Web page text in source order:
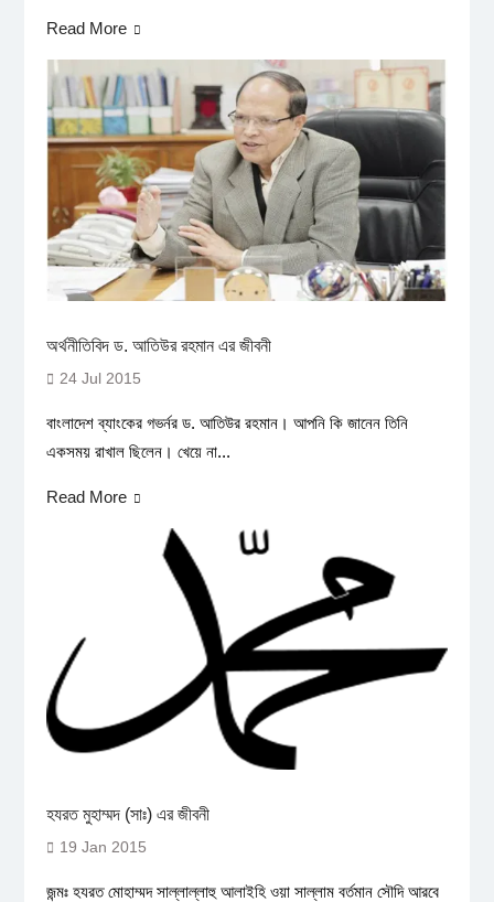
Read More
অর্থনীতিবিদ ড. আতিউর রহমান এর জীবনী
24 Jul 2015
বাংলাদেশ ব্যাংকের গভর্নর ড. আতিউর রহমান। আপনি কি জানেন তিনি
একসময় রাখাল ছিলেন। খেয়ে না...
Read More
হযরত মুহাম্মদ (সাঃ) এর জীবনী
19 Jan 2015
জন্মঃ হযরত মোহাম্মদ সাল্লাল্লাহু আলাইহি ওয়া সাল্লাম বর্তমান সৌদি আরবে